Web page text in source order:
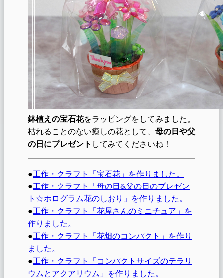
鉢植えの宝石花をラッピングをしてみました。
枯れることのない癒しの花として、 母の日や父
の日にプレゼント してみてくださいね！
●工作・クラフト「宝石花」を作りました。
●工作・クラフト「母の日&父の日のプレゼン
ト☆ホログラム花のしおり」を作りました。
●工作・クラフト「花屋さんのミニチュア」を
作りました。
●工作・クラフト「花畑のコンパクト」を作り
ました。
●工作・クラフト「コンパクトサイズのテラリ
ウムとアクアリウム」を作りました。